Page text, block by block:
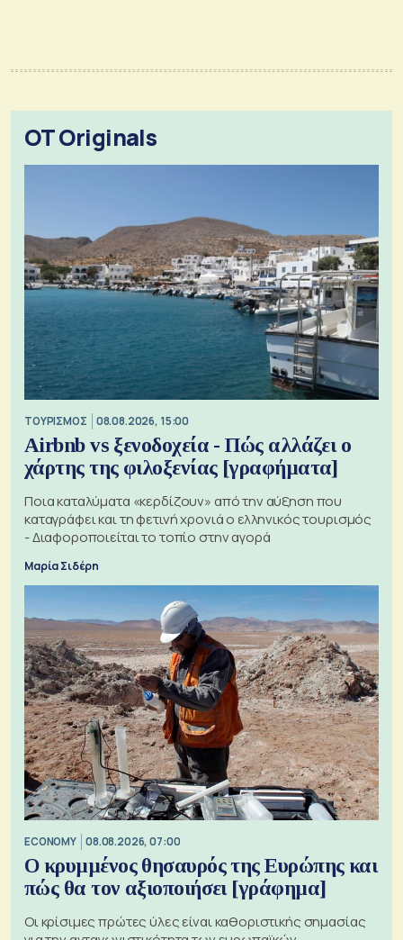
OT Originals
ΤΟΥΡΙΣΜΟΣ 08.08.2026, 15:00
Airbnb vs ξενοδοχεία - Πώς αλλάζει ο
χάρτης της φιλοξενίας [γραφήματα]
Ποια καταλύματα «κερδίζουν» από την αύξηση που
καταγράφει και τη φετινή χρονιά ο ελληνικός τουρισμός
- Διαφοροποιείται το τοπίο στην αγορά
Μαρία Σιδέρη
ECONOMY 08.08.2026, 07:00
Ο κρυμμένος θησαυρός της Ευρώπης και
πώς θα τον αξιοποιήσει [γράφημα]
Οι κρίσιμες πρώτες ύλες είναι καθοριστικής σημασίας